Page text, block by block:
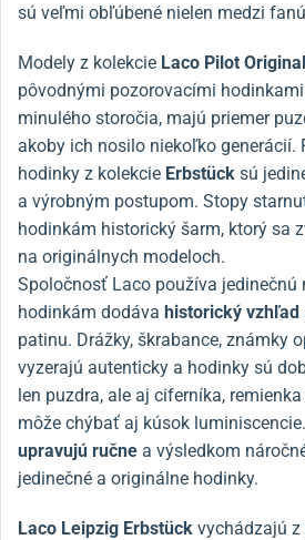
sú veľmi obľúbené nielen medzi
Modely z kolekcie Laco Pilot Original
pôvodnými pozorovacími
minulého storočia, majú priemer
akoby ich nosilo niekoľko generácií.
hodinky z kolekcie Erbstück sú
a výrobným postupom. Stopy
hodinkám historický šarm, ktorý sa
na originálnych modeloch.
Spoločnosť Laco používa jedinečnú
hodinkám dodáva historický vzhľad
patinu. Drážky, škrabance, známky
vyzerajú autenticky a hodinky sú
len puzdra, ale aj ciferníka,
môže chýbať aj kúsok
upravujú ručne a výsledkom
jedinečné a originálne hodinky.
Laco Leipzig Erbstück vychádzajú